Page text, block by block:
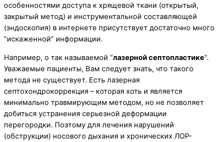
особенностями доступа к хрящевой ткани (открытый,
закрытый метод) и инструментальной составляющей
(эндоскопия) в интернете присутствует достаточно много
“искаженной” информации.
Например, о так называемой “лазерной септопластике“.
Уважаемые пациенты, Вам следует знать, что такого
метода не существует. Есть лазерная
септохондрокоррекция – которая хоть и является
минимально травмирующим методом, но не позволяет
добиться устранения серьезной деформации
перегородки. Поэтому для лечения нарушений
(обструкции) носового дыхания и хронических ЛОР-